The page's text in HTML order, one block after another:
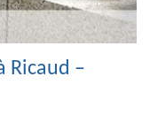
Ricaud –